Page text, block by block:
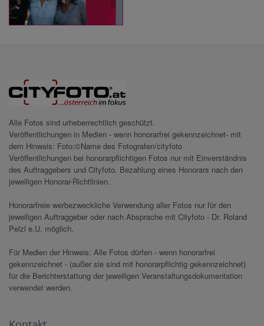
Alle Fotos sind urheberrechtlich geschützt.
Veröffentlichungen in Medien - wenn honorarfrei gekennzeichnet- mit
dem Hinweis: Foto:©Name des Fotografen/cityfoto
Veröffentlichungen bei honorarpflichtigen Fotos nur mit Einverständnis
des Auftraggebers und Cityfoto. Bezahlung eines Honorars nach den
jeweiligen Honorar-Richtlinien.
Honorarfreie werbezweckliche Verwendung aller Fotos nur für den
jeweiligen Auftraggeber oder nach Absprache mit Cityfoto - Dr. Roland
Pelzl e.U. möglich.
Für Medien der Hinweis: Alle Fotos dürfen - wenn honorarfrei
gekennzeichnet - (außer sie sind mit honorarpflichtig gekennzeichnet)
für die Berichterstattung der jeweiligen Veranstaltungsdokumentation
verwendet werden.